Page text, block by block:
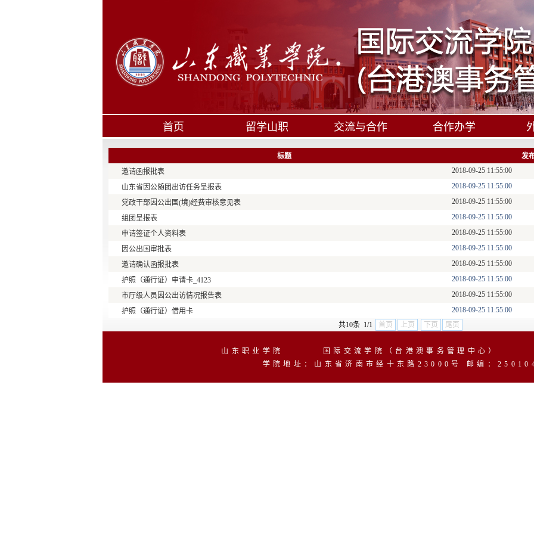
首页 留学山职 交流与合作 合作办学
标题 发
邀请函报批表
2018-09-25 11:55:00
山东省因公随团出访任务呈报表
2018-09-25 11:55:00
党政干部因公出国(境)经费审核意见表
2018-09-25 11:55:00
组团呈报表
2018-09-25 11:55:00
申请签证个人资料表
2018-09-25 11:55:00
因公出国审批表
2018-09-25 11:55:00
邀请确认函报批表
2018-09-25 11:55:00
护照（通行证）申请卡_4123
2018-09-25 11:55:00
市厅级人员因公出访情况报告表
2018-09-25 11:55:00
护照（通行证）借用卡
2018-09-25 11:55:00
共10条 1/1
首页 上页 下页 尾页
山东职业学院 国际交流学院（台港澳事务管理中心）
学院地址：山东省济南市经十东路23000号 邮编：